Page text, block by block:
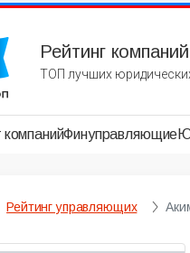
Рейтинг
ТОП лучших
компанийФинуправляющие
Рейтинг управляющих